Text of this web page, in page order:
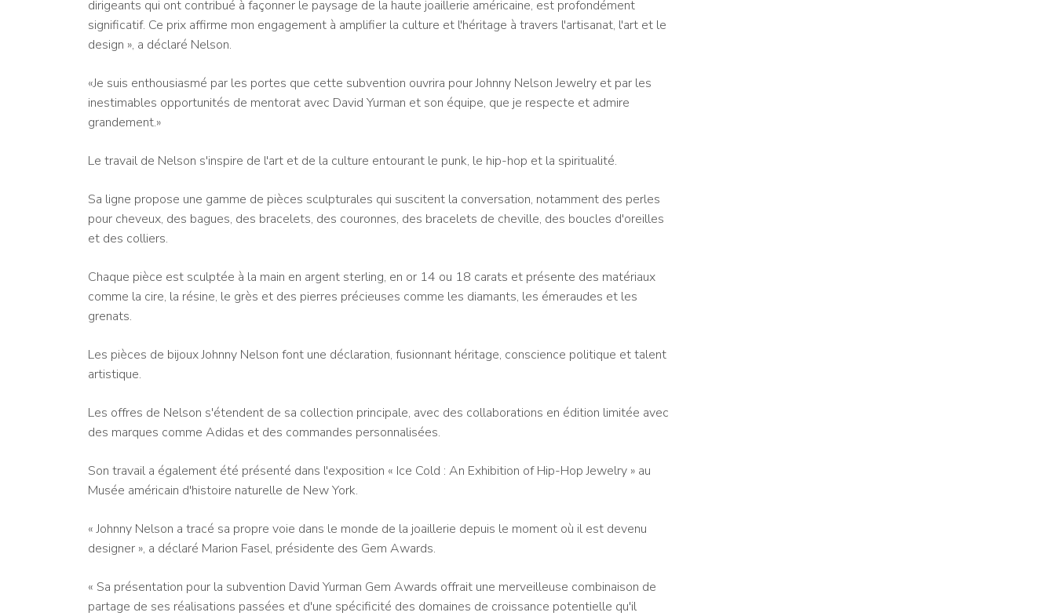
dirigeants qui ont contribué à façonner le paysage de la haute joaillerie américaine, est profondément
significatif. Ce prix affirme mon engagement à amplifier la culture et l'héritage à travers l'artisanat, l'art et le
design », a déclaré Nelson.
«Je suis enthousiasmé par les portes que cette subvention ouvrira pour Johnny Nelson Jewelry et par les
inestimables opportunités de mentorat avec David Yurman et son équipe, que je respecte et admire
grandement.»
Le travail de Nelson s'inspire de l'art et de la culture entourant le punk, le hip-hop et la spiritualité.
Sa ligne propose une gamme de pièces sculpturales qui suscitent la conversation, notamment des perles
pour cheveux, des bagues, des bracelets, des couronnes, des bracelets de cheville, des boucles d'oreilles
et des colliers.
Chaque pièce est sculptée à la main en argent sterling, en or 14 ou 18 carats et présente des matériaux
comme la cire, la résine, le grès et des pierres précieuses comme les diamants, les émeraudes et les
grenats.
Les pièces de bijoux Johnny Nelson font une déclaration, fusionnant héritage, conscience politique et talent
artistique.
Les offres de Nelson s'étendent de sa collection principale, avec des collaborations en édition limitée avec
des marques comme Adidas et des commandes personnalisées.
Son travail a également été présenté dans l'exposition « Ice Cold : An Exhibition of Hip-Hop Jewelry » au
Musée américain d'histoire naturelle de New York.
« Johnny Nelson a tracé sa propre voie dans le monde de la joaillerie depuis le moment où il est devenu
designer », a déclaré Marion Fasel, présidente des Gem Awards.
« Sa présentation pour la subvention David Yurman Gem Awards offrait une merveilleuse combinaison de
partage de ses réalisations passées et d'une spécificité des domaines de croissance potentielle qu'il